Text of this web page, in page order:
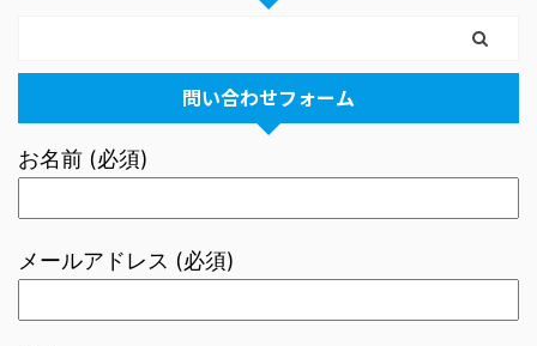
問い合わせフォーム
お名前 (必須)
メールアドレス (必須)